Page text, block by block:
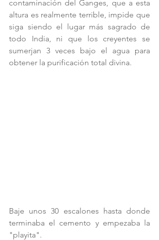
contaminación del Ganges, que a esta
altura es realmente terrible, impide que
siga siendo el lugar más sagrado de
todo India, ni que los creyentes se
sumerjan 3 veces bajo el agua para
obtener la purificación total divina.
Baje unos 30 escalones hasta donde
terminaba el cemento y empezaba la
"playita".